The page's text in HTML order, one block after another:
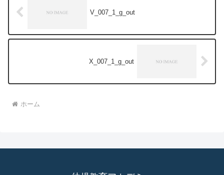
V_007_1_g_out
X_007_1_g_out
ホーム